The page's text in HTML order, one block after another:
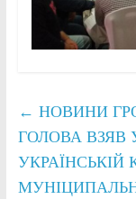
← НОВИНИ
ГОЛОВА ВЗЯВ
УКРАЇНСЬКІЙ